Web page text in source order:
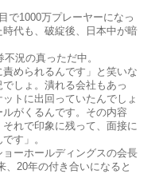
で1000万プレーヤーになっ
代も、破綻後、日本中が暗
況の真っただ中。
責められるんです」と笑いな
しょ。潰れる会社もあっ
トに出回っていたんでしょ
がくるんです。その内容
れで印象に残って、面接に
す」。
ョーホールディングスの会長
20年の付き合いになると